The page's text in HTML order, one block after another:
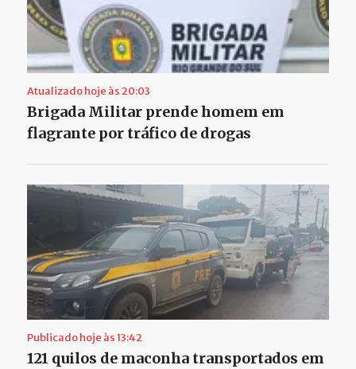
Atualizado hoje às 20:03
Brigada Militar prende homem em
flagrante por tráfico de drogas
Publicado hoje às 13:42
121 quilos de maconha transportados em